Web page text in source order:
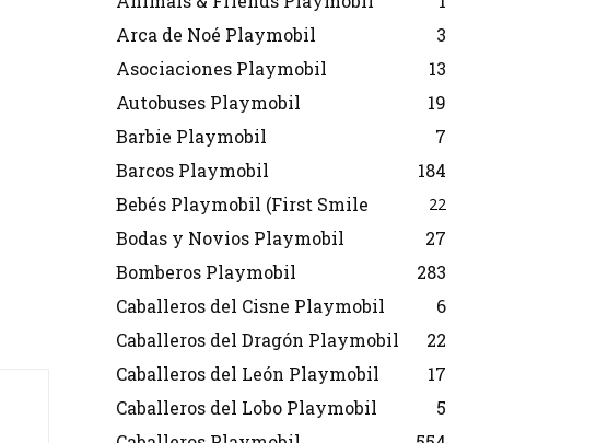
Arca de Noé Playmobil
3
Asociaciones Playmobil
13
Autobuses Playmobil
19
Barbie Playmobil
7
Barcos Playmobil
184
Bebés Playmobil (First Smile
22
Bodas y Novios Playmobil
27
Bomberos Playmobil
283
Caballeros del Cisne Playmobil
6
Caballeros del Dragón Playmobil
22
Caballeros del León Playmobil
17
Caballeros del Lobo Playmobil
5